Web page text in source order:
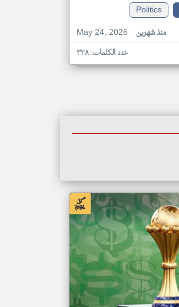
Politics
May 24, 2026
منذ شهرين
عدد الكلمات: ٣٢٨